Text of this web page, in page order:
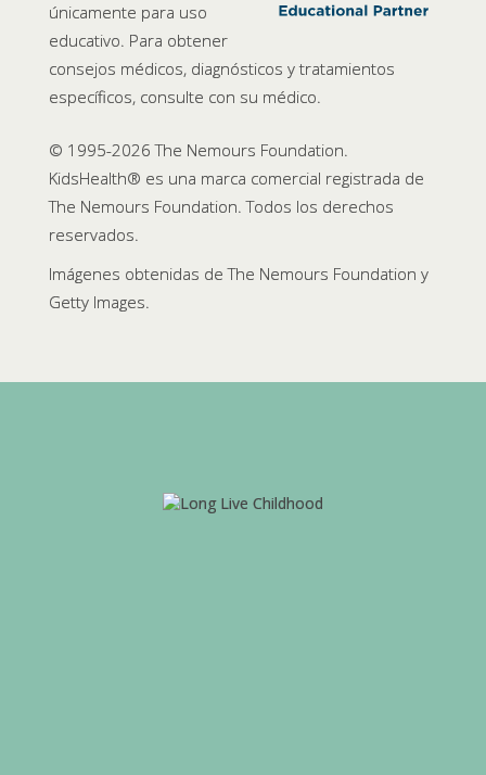
únicamente para uso
educativo. Para obtener
consejos médicos, diagnósticos y tratamientos
específicos, consulte con su médico.
© 1995-2026 The Nemours Foundation.
KidsHealth® es una marca comercial registrada de
The Nemours Foundation. Todos los derechos
reservados.
Imágenes obtenidas de The Nemours Foundation y
Getty Images.